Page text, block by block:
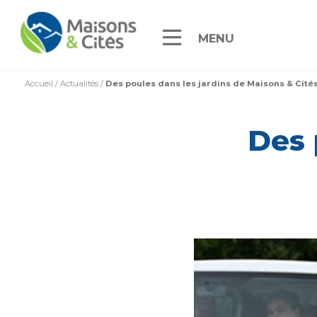
MENU
Accueil / Actualités / Des poules dans les jardins de Maisons &
Des